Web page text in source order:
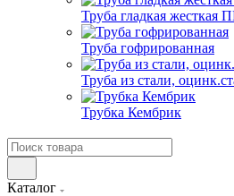
Труба гладкая жесткая
Труба гофрированная
Труба из стали,
Трубка Кембрик
Каталог